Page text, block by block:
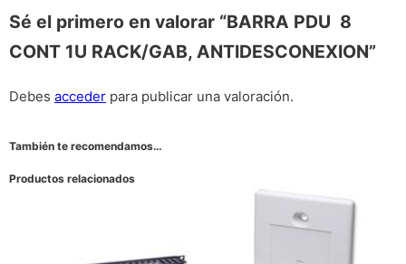
Sé el primero en valorar “BARRA PDU 8
CONT 1U RACK/GAB, ANTIDESCONEXION”
Debes acceder para publicar una valoración.
También te recomendamos…
Productos relacionados